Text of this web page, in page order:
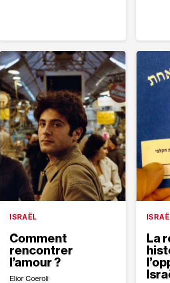
ISRAËL
Comment
rencontrer
l’amour ?
Elior Coeroli
La